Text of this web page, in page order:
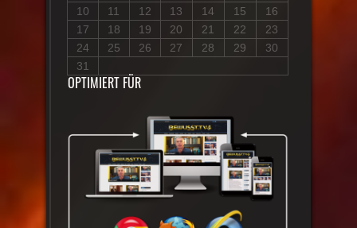
10
11 12 13 14 15
16
17
18 19 20 21 22
23
24
25 26 27 28 29
30
31
OPTIMIERT FÜR